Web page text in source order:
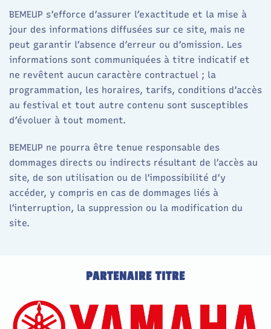
BEMEUP s’efforce d’assurer l’exactitude et la mise à
jour des informations diffusées sur ce site, mais ne
peut garantir l’absence d’erreur ou d’omission. Les
informations sont communiquées à titre indicatif et
ne revêtent aucun caractère contractuel ; la
programmation, les horaires, tarifs, conditions d’accès
au festival et tout autre contenu sont susceptibles
d’évoluer à tout moment.
BEMEUP ne pourra être tenue responsable des
dommages directs ou indirects résultant de l’accès au
site, de son utilisation ou de l’impossibilité d’y
accéder, y compris en cas de dommages liés à
l’interruption, la suppression ou la modification du
site.
PARTENAIRE TITRE